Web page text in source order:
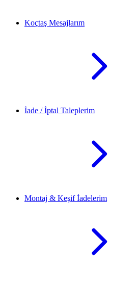
Koçtaş Mesajlarım
İade / İptal Taleplerim
Montaj & Keşif İadelerim